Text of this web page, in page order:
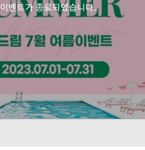
이벤트가 종료되었습니다.